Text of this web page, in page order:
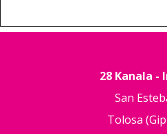
28 Kanala -
San
Tolosa